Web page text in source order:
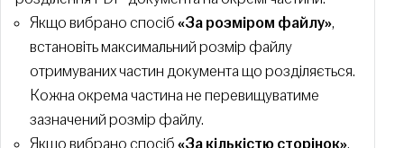
Якщо вибрано спосіб«За розміром файлу»,
встановіть максимальний розмір файлу
отримуваних частин документа що розділяється.
Кожна окрема частина не перевищуватиме
зазначений розмір файлу.